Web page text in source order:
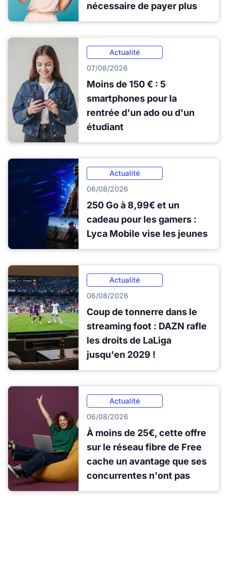
nécessaire de payer plus
Actualité
07/08/2026
Moins de 150 € : 5
smartphones pour la
rentrée d'un ado ou d'un
étudiant
Actualité
06/08/2026
250 Go à 8,99€ et un
cadeau pour les gamers :
Lyca Mobile vise les jeunes
Actualité
06/08/2026
Coup de tonnerre dans le
streaming foot : DAZN rafle
les droits de LaLiga
jusqu'en 2029 !
Actualité
06/08/2026
À moins de 25€, cette offre
sur le réseau fibre de Free
cache un avantage que ses
concurrentes n'ont pas